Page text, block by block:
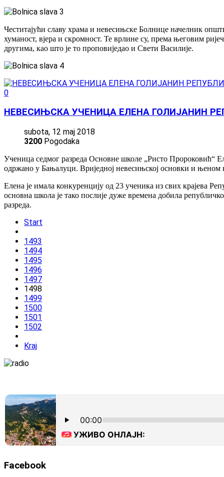
Честитајући славу храма и невесињске Болнице начелник
хуманост, вјера и скромност. Те врлине су, према његовим
другима, као што је то проповиједао и Свети Василије.
0
НЕВЕСИЊСКА УЧЕНИЦА ЕЛЕНА ГОЛИЈАНИН
subota, 12 maj 2018
3200 Pogodaka
Ученица седмог разреда Основне школе „Ристо Пророковић“
одржано у Бањалуци. Вриједној невесињској основки и
Елена је имала конкуренцију од 23 ученика из свих крајева
основна школа је тако послије дуже времена добила
разреда.
Start
1493
1494
1495
1496
1497
1498
1499
1500
1501
1502
Kraj
Facebook